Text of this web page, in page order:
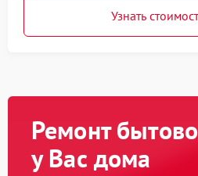
Узнать
Ремонт
у Вас дома